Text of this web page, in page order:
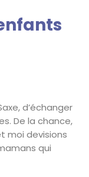
d’échanger
De la chance,
moi devisions
qui